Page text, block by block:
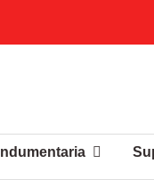
Indumentaria